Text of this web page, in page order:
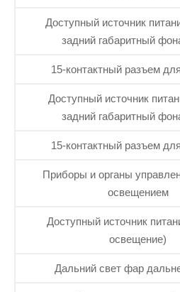
Доступный источник
задний габаритный
15-контактный разъем
Доступный источник
задний габаритный
15-контактный разъем
Приборы и органы
освещением
Доступный источник
освещение)
Дальний свет фар